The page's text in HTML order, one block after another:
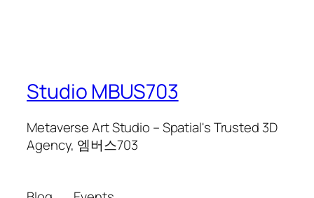
Studio MBUS703
Metaverse Art Studio – Spatial's Trusted 3D
Agency, 엠버스703